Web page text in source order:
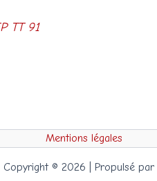
TT 91
Mentions légales
Copyright © 2026 | Propulsé par